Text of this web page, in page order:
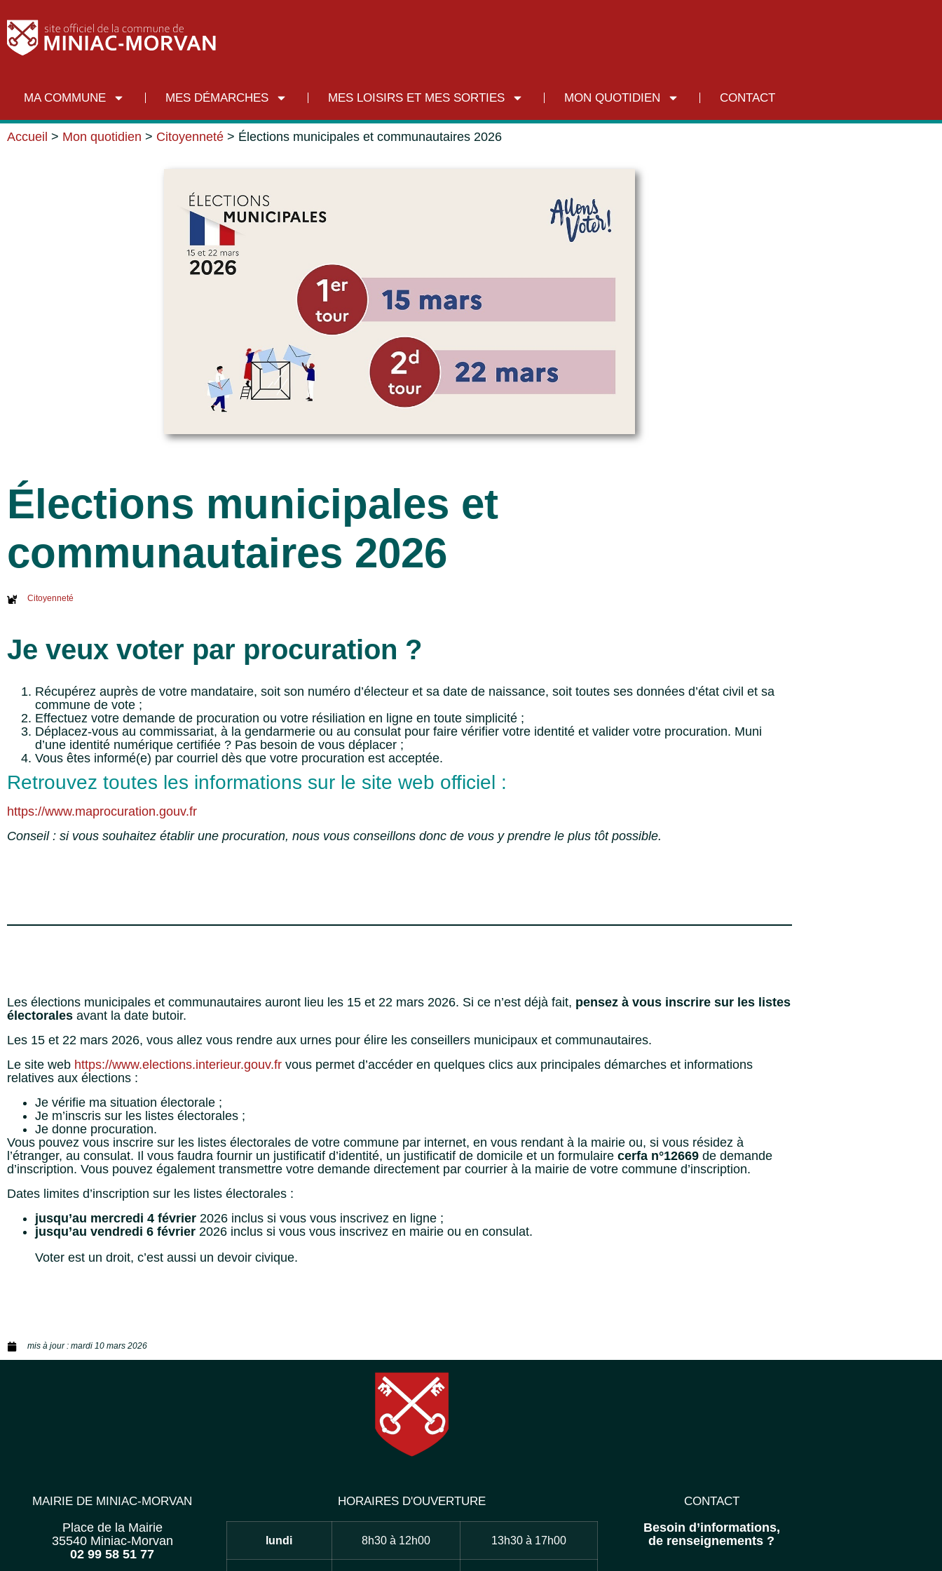
MA COMMUNE MES DÉMARCHES MES LOISIRS ET MES SORTIES MON QUOTIDIEN CONTACT
Accueil > Mon quotidien > Citoyenneté > Élections municipales et communautaires 2026
Élections municipales et
communautaires 2026
Citoyenneté
Je veux voter par procuration ?
Récupérez auprès de votre mandataire, soit son numéro d’électeur et sa date de naissance, soit toutes ses données d’état civil et sa
commune de vote ;
Effectuez votre demande de procuration ou votre résiliation en ligne en toute simplicité ;
Déplacez-vous au commissariat, à la gendarmerie ou au consulat pour faire vérifier votre identité et valider votre procuration. Muni
d’une identité numérique certifiée ? Pas besoin de vous déplacer ;
Vous êtes informé(e) par courriel dès que votre procuration est acceptée.
Retrouvez toutes les informations sur le site web officiel :
https://www.maprocuration.gouv.fr
Conseil : si vous souhaitez établir une procuration, nous vous conseillons donc de vous y prendre le plus tôt possible.
Les élections municipales et communautaires auront lieu les 15 et 22 mars 2026. Si ce n’est déjà fait, pensez à vous inscrire sur les listes
électorales avant la date butoir.
Les 15 et 22 mars 2026, vous allez vous rendre aux urnes pour élire les conseillers municipaux et communautaires.
Le site web https://www.elections.interieur.gouv.fr vous permet d’accéder en quelques clics aux principales démarches et informations
relatives aux élections :
Je vérifie ma situation électorale ;
Je m’inscris sur les listes électorales ;
Je donne procuration.
Vous pouvez vous inscrire sur les listes électorales de votre commune par internet, en vous rendant à la mairie ou, si vous résidez à
l’étranger, au consulat. Il vous faudra fournir un justificatif d’identité, un justificatif de domicile et un formulaire cerfa n°12669 de demande
d’inscription. Vous pouvez également transmettre votre demande directement par courrier à la mairie de votre commune d’inscription.
Dates limites d’inscription sur les listes électorales :
jusqu’au mercredi 4 février 2026 inclus si vous vous inscrivez en ligne ;
jusqu’au vendredi 6 février 2026 inclus si vous vous inscrivez en mairie ou en consulat.
Voter est un droit, c’est aussi un devoir civique.
mis à jour : mardi 10 mars 2026
MAIRIE DE MINIAC-MORVAN
Place de la Mairie
35540 Miniac-Morvan
02 99 58 51 77
HORAIRES D'OUVERTURE
lundi 8h30 à 12h00 13h30 à 17h00
CONTACT
Besoin d’informations,
de renseignements ?